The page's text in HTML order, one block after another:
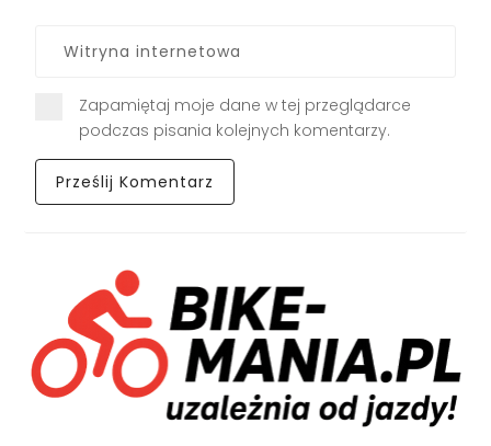
Zapamiętaj moje dane w tej przeglądarce
podczas pisania kolejnych komentarzy.